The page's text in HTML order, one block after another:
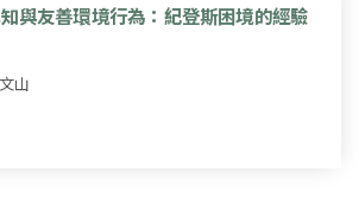
與友善環境行為：紀登斯困境的經驗
山